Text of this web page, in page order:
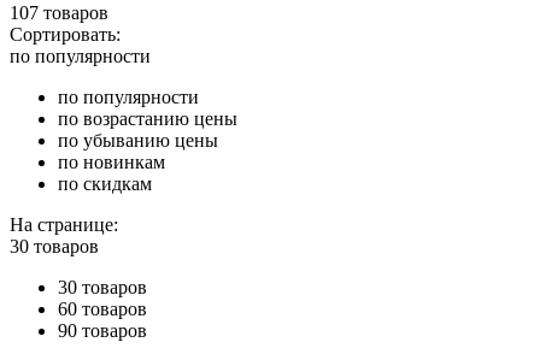
107 товаров
Сортировать:
по популярности
по популярности
по возрастанию цены
по убыванию цены
по новинкам
по скидкам
На странице:
30 товаров
30 товаров
60 товаров
90 товаров